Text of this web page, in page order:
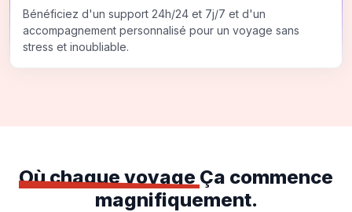
Bénéficiez d'un support 24h/24 et 7j/7 et d'un
accompagnement personnalisé pour un voyage sans
stress et inoubliable.
Où chaque voyage Ça commence
magnifiquement.